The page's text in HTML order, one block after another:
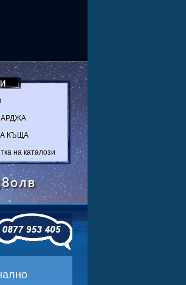
КЪЩА
на каталози